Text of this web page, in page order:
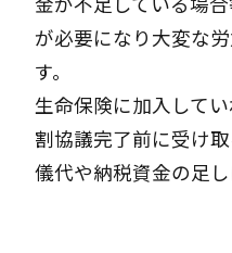
金が不足している場
が必要になり大変な
す。
生命保険に加入して
割協議完了前に受け
儀代や納税資金の足し